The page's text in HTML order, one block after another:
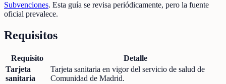
Subvenciones. Esta guía se revisa periódicamente, pero la fuente
oficial prevalece.
Requisitos
Requisito
Detalle
Tarjeta
sanitaria
Tarjeta sanitaria en vigor del servicio de salud de
Comunidad de Madrid.